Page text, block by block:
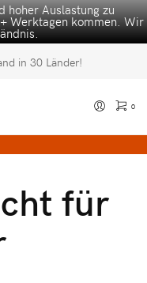
hoher Auslastung zu
Werktagen kommen. Wir
in 30 Länder!
0
für